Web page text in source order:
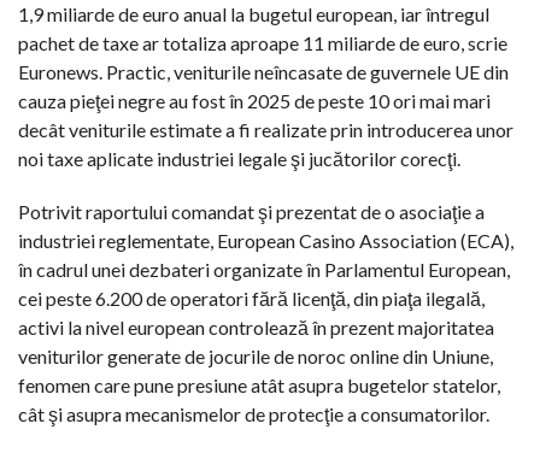
1,9 miliarde de euro anual la bugetul european, iar întregul
pachet de taxe ar totaliza aproape 11 miliarde de euro, scrie
Euronews. Practic, veniturile neîncasate de guvernele UE din
cauza pieţei negre au fost în 2025 de peste 10 ori mai mari
decât veniturile estimate a fi realizate prin introducerea unor
noi taxe aplicate industriei legale şi jucătorilor corecţi.
Potrivit raportului comandat şi prezentat de o asociaţie a
industriei reglementate, European Casino Association (ECA),
în cadrul unei dezbateri organizate în Parlamentul European,
cei peste 6.200 de operatori fără licenţă, din piaţa ilegală,
activi la nivel european controlează în prezent majoritatea
veniturilor generate de jocurile de noroc online din Uniune,
fenomen care pune presiune atât asupra bugetelor statelor,
cât şi asupra mecanismelor de protecţie a consumatorilor.